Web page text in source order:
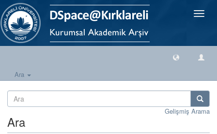
Geçiş
Ara
Gelişmiş Arama
Ara